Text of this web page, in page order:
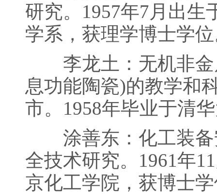
研究。1957年7月出生
学系，获理学博士学
李龙土：无机非金
息功能陶瓷)的教学和
市。1958年毕业于清
涂善东：化工装备
全技术研究。1961年
京化工学院，获博士